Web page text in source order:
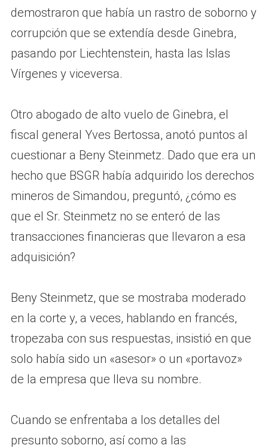
demostraron que había un rastro de soborno y
corrupción que se extendía desde Ginebra,
pasando por Liechtenstein, hasta las Islas
Vírgenes y viceversa.
Otro abogado de alto vuelo de Ginebra, el
fiscal general Yves Bertossa, anotó puntos al
cuestionar a Beny Steinmetz. Dado que era un
hecho que BSGR había adquirido los derechos
mineros de Simandou, preguntó, ¿cómo es
que el Sr. Steinmetz no se enteró de las
transacciones financieras que llevaron a esa
adquisición?
Beny Steinmetz, que se mostraba moderado
en la corte y, a veces, hablando en francés,
tropezaba con sus respuestas, insistió en que
solo había sido un «asesor» o un «portavoz»
de la empresa que lleva su nombre.
Cuando se enfrentaba a los detalles del
presunto soborno, así como a las